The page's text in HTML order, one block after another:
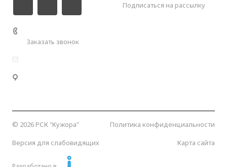
Подписаться на рассылку
Заказать звонок
© 2026 РСК "Кужора"
Политика конфиденциальности
Версия для слабовидящих
Карта сайта